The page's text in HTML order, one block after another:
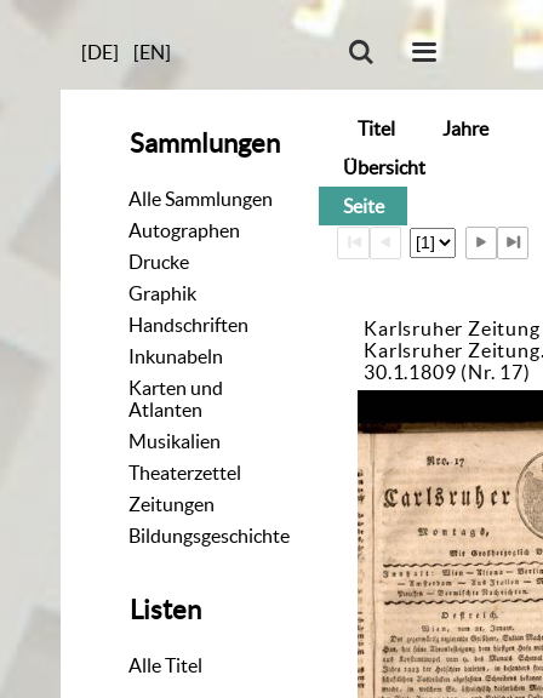
[DE] [EN]
Sammlungen
Alle Sammlungen
Autographen
Drucke
Graphik
Handschriften
Inkunabeln
Karten und
Atlanten
Musikalien
Theaterzettel
Zeitungen
Bildungsgeschichte
Listen
Alle Titel
Titel
Jahre
Übersicht
Seite
Karlsruher Zeitung
Karlsruher
30.1.1809 (Nr. 17)